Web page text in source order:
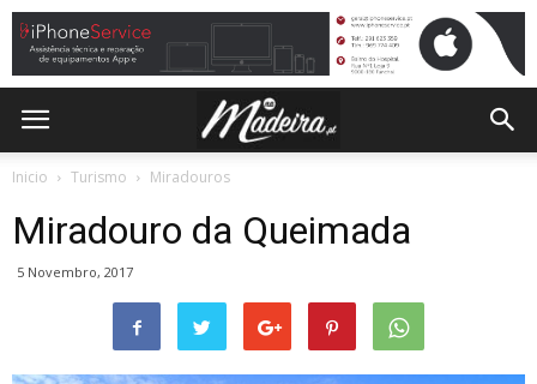
Inicio Turismo Miradouros
Miradouro da Queimada
5 Novembro, 2017